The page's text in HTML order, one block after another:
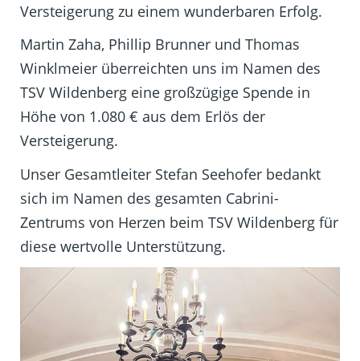
Versteigerung zu einem wunderbaren Erfolg.
Martin Zaha, Phillip Brunner und Thomas
Winklmeier überreichten uns im Namen des
TSV Wildenberg eine großzügige Spende in
Höhe von 1.080 € aus dem Erlös der
Versteigerung.
Unser Gesamtleiter Stefan Seehofer bedankt
sich im Namen des gesamten Cabrini-
Zentrums von Herzen beim TSV Wildenberg für
diese wertvolle Unterstützung.